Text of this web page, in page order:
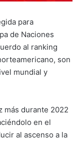
para
de Naciones
al ranking
son
mundial y
más durante 2022
en el
al ascenso a la